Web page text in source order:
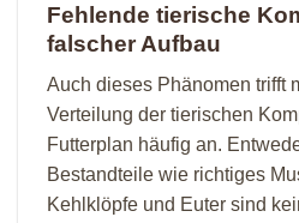
Fehlende tierische
falscher Aufbau
Auch dieses Phänomen trifft
Verteilung der tierischen
Futterplan häufig an.
Bestandteile wie richtiges
Kehlklöpfe und Euter sind